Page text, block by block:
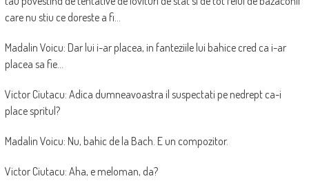
care nu stiu ce doreste a fi…
Madalin Voicu: Dar lui i-ar placea, in fanteziile lui bahice cred ca i-ar
placea sa fie…
Victor Ciutacu: Adica dumneavoastra il suspectati pe nedrept ca-i
place spritul?
Madalin Voicu: Nu, bahic de la Bach. E un compozitor.
Victor Ciutacu: Aha, e meloman, da?